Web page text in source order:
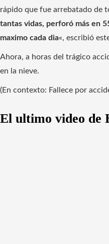
rápido que fue arrebatado de
tantas vidas, perforó más en
maximo cada dia«, escribió
Ahora, a horas del trágico
en la nieve.
(En contexto: Fallece por
El ultimo video de